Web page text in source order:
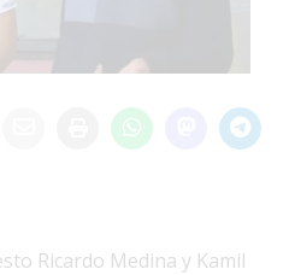
Ricardo Medina y Kamil